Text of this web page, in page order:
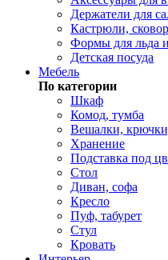
Держатели для
Кастрюли,
Формы для льда
Детская посуда
Мебель
По категории
Шкаф
Комод, тумба
Вешалки,
Хранение
Подставка под
Стол
Диван, софа
Кресло
Пуф, табурет
Стул
Кровать